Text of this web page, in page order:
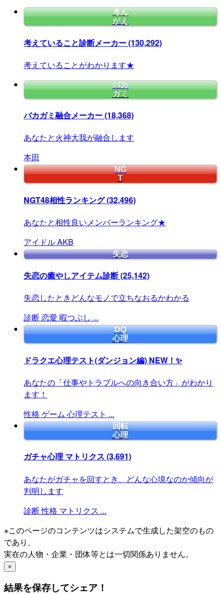
考ん
がえ
考えていること診断メーカー(130,292)
考えていることがわかります★
バカ
ガミ
バカガミ融合メーカー(18,368)
あなたと火神大我が融合します
本田
NG
T
NGT48相性ランキング(32,496)
あなたと相性良いメンバーランキング★
アイドルAKB
失恋
失恋の癒やしアイテム診断(25,142)
失恋したときどんなモノで立ちなおるかわかる
診断恋愛 暇つぶし ...
DQ
心理
ドラクエ心理テスト(ダンジョン編) NEW！✨
あなたの「仕事やトラブルへの向き合い方」がわかり
ます！
性格 ゲーム 心理テスト ...
回転
心理
ガチャ心理 マトリクス (3,691)
あなたがガチャを回すとき、どんな心境なのか傾向が
判明します
診断性格 マトリクス ...
※このページのコンテンツはシステムで生成した架空のもの
であり、
実在の人物・企業・団体等とは一切関係ありません。
×
結果を保存してシェア！